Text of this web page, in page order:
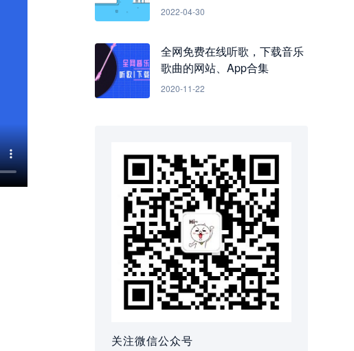
2022-04-30
全网免费在线听歌，下载音乐
歌曲的网站、App合集
2020-11-22
关注微信公众号